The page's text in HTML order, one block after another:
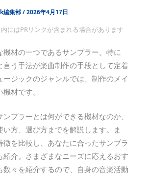
編集部/2026年4月17日
にはPRリンクが含まれる場合があります
機材の一つであるサンプラー。特に
言う手法が楽曲制作の手段として定着
ージックのジャンルでは、制作のメイ
材です。
プラーとは何ができる機材なのか、
方、選び方までを解説します。ま
徴を比較し、あなたに合ったサンプラ
紹介。さまざまなニーズに応えるおす
数々を紹介するので、自身の音楽活動